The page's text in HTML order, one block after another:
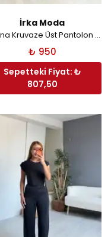
İrka Moda
Ribana Kruvaze Üst Pantolon Takım - Siyah
₺ 950
Sepetteki Fiyat: ₺
807,50